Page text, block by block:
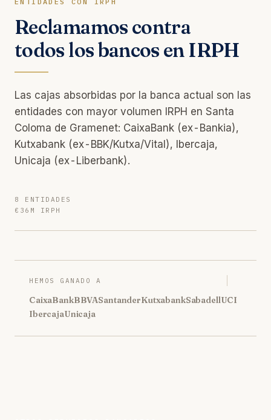
Reclamamos contra
todos los bancos en IRPH
Las cajas absorbidas por la banca actual son las
entidades con mayor volumen IRPH en Santa
Coloma de Gramenet: CaixaBank (ex-Bankia),
Kutxabank (ex-BBK/Kutxa/Vital), Ibercaja,
Unicaja (ex-Liberbank).
8 ENTIDADES
€36M IRPH
HEMOS GANADO A
CaixaBankBBVASantanderKutxabankSabadellUCI
IbercajaUnicaja